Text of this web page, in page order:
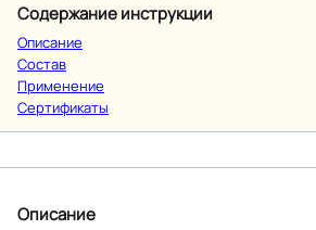
Содержание инструкции
Описание
Состав
Применение
Сертификаты
Описание